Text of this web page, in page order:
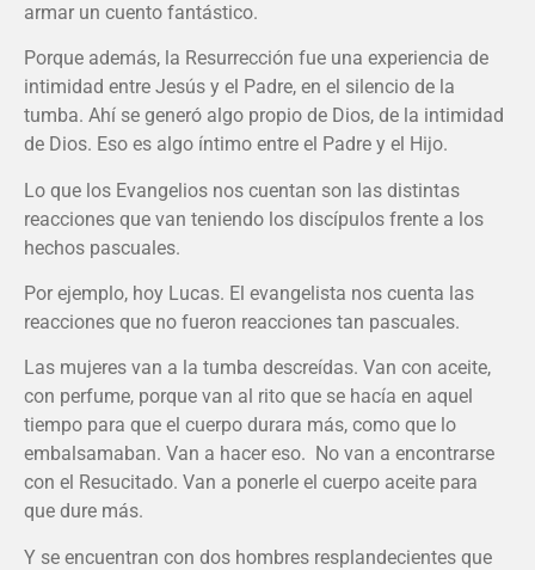
armar un cuento fantástico.
Porque además, la Resurrección fue una experiencia de
intimidad entre Jesús y el Padre, en el silencio de la
tumba. Ahí se generó algo propio de Dios, de la intimidad
de Dios. Eso es algo íntimo entre el Padre y el Hijo.
Lo que los Evangelios nos cuentan son las distintas
reacciones que van teniendo los discípulos frente a los
hechos pascuales.
Por ejemplo, hoy Lucas. El evangelista nos cuenta las
reacciones que no fueron reacciones tan pascuales.
Las mujeres van a la tumba descreídas. Van con aceite,
con perfume, porque van al rito que se hacía en aquel
tiempo para que el cuerpo durara más, como que lo
embalsamaban. Van a hacer eso. No van a encontrarse
con el Resucitado. Van a ponerle el cuerpo aceite para
que dure más.
Y se encuentran con dos hombres resplandecientes que